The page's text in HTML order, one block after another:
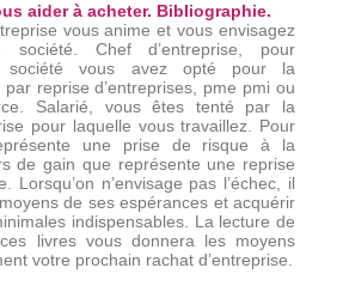
aider à acheter. Bibliographie.
vous anime et vous envisagez
Chef d’entreprise, pour
société vous avez opté pour la
reprise d’entreprises, pme pmi ou
Salarié, vous êtes tenté par la
pour laquelle vous travaillez. Pour
une prise de risque à la
de gain que représente une reprise
Lorsqu’on n’envisage pas l’échec, il
de ses espérances et acquérir
indispensables. La lecture de
livres vous donnera les moyens
votre prochain rachat d’entreprise.